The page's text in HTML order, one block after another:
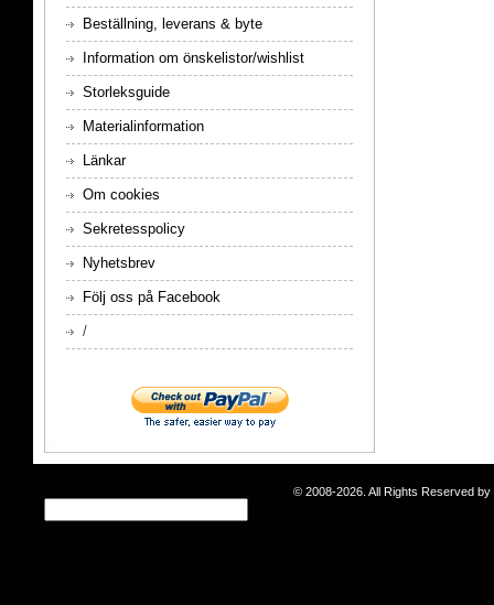
Beställning, leverans & byte
Information om önskelistor/wishlist
Storleksguide
Materialinformation
Länkar
Om cookies
Sekretesspolicy
Nyhetsbrev
Följ oss på Facebook
/
© 2008-2026. All Rights Reserved